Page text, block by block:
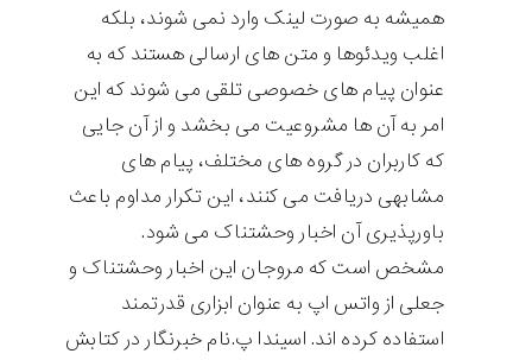
همیشه به صورت لینک وارد نمی شوند، بلکه
اغلب ویدئوها و متن های ارسالی هستند که به
عنوان پیام های خصوصی تلقی می شوند که این
امر به آن ها مشروعیت می بخشد و از آن جایی
که کاربران در گروه های مختلف، پیام های
مشابهی دریافت می کنند، این تکرار مداوم باعث
باورپذیری آن اخبار وحشتناک می شود.
مشخص است که مروجان این اخبار وحشتناک و
جعلی از واتس اپ به عنوان ابزاری قدرتمند
استفاده کرده اند. اسیندا پ.نام خبرنگار در کتابش